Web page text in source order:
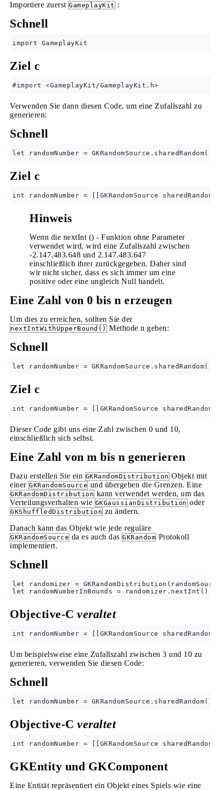
Importiere zuerst GameplayKit :
Schnell
Ziel c
Verwenden Sie dann diesen Code, um eine Zufallszahl zu
generieren:
Schnell
Ziel c
Hinweis
Wenn die nextInt () - Funktion ohne Parameter
verwendet wird, wird eine Zufallszahl zwischen
-2.147.483.648 und 2.147.483.647
einschließlich ihrer zurückgegeben. Daher sind
wir nicht sicher, dass es sich immer um eine
positive oder eine ungleich Null handelt.
Eine Zahl von 0 bis n erzeugen
Um dies zu erreichen, sollten Sie der
nextIntWithUpperBound() Methode n geben:
Schnell
Ziel c
Dieser Code gibt uns eine Zahl zwischen 0 und 10,
einschließlich sich selbst.
Eine Zahl von m bis n generieren
Dazu erstellen Sie ein GKRandomDistribution Objekt mit
einer GKRandomSource und übergeben die Grenzen. Eine
GKRandomDistribution kann verwendet werden, um das
Verteilungsverhalten wie GKGaussianDistribution oder
GKShuffledDistribution zu ändern.
Danach kann das Objekt wie jede reguläre
GKRandomSource da es auch das GKRandom Protokoll
implementiert.
Schnell
let randomizer =
Objective-C veraltet
Um beispielsweise eine Zufallszahl zwischen 3 und 10 zu
generieren, verwenden Sie diesen Code:
Schnell
Objective-C veraltet
GKEntity und GKComponent
Eine Entität repräsentiert ein Objekt eines Spiels wie eine